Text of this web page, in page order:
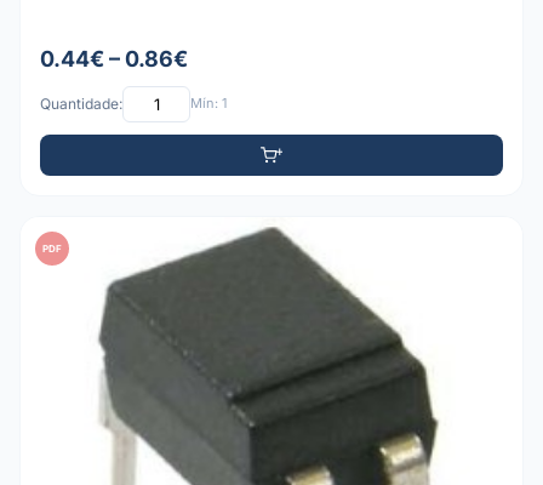
0.44€ – 0.86€
Quantidade: Mín: 1
PDF